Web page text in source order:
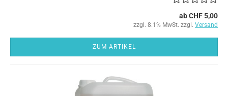
ab CHF 5,00
zzgl. 8.1% MwSt. zzgl. Versand
ZUM ARTIKEL